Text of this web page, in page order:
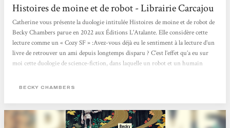
Histoires de moine et de robot - Librairie Carcajou
Catherine vous présente la duologie intitulée Histoires de moine et de robot de
Becky Chambers parue en 2022 aux Éditions L'Atalante. Elle considère cette
lecture comme un « Cozy SF » :Avez-vous déjà eu le sentiment à la lecture d’un
livre de retrouver un ami depuis longtemps disparu ? C’est l’effet qu’a eu sur
moi cette duologie de science-fiction, dans laquelle un robot et un humain
amitié poignante nait et s’approfondie, alors que se dévoile la beauté de l’univers
BECKY CHAMBERS